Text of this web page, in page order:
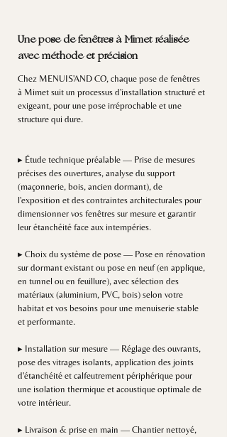
Une pose de fenêtres à Mimet réalisée
avec méthode et précision
Chez MENUIS'AND CO, chaque pose de fenêtres
à Mimet suit un processus d'installation structuré et
exigeant, pour une pose irréprochable et une
structure qui dure.
▸ Étude technique préalable — Prise de mesures
précises des ouvertures, analyse du support
(maçonnerie, bois, ancien dormant), de
l'exposition et des contraintes architecturales pour
dimensionner vos fenêtres sur mesure et garantir
leur étanchéité face aux intempéries.
▸ Choix du système de pose — Pose en rénovation
sur dormant existant ou pose en neuf (en applique,
en tunnel ou en feuillure), avec sélection des
matériaux (aluminium, PVC, bois) selon votre
habitat et vos besoins pour une menuiserie stable
et performante.
▸ Installation sur mesure — Réglage des ouvrants,
pose des vitrages isolants, application des joints
d'étanchéité et calfeutrement périphérique pour
une isolation thermique et acoustique optimale de
votre intérieur.
▸ Livraison & prise en main — Chantier nettoyé,